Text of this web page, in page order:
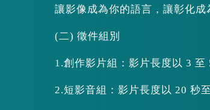
讓影像成為你的語言，讓彰化成
(二) 徵件組別
1.創作影片組：影片長度以 3 至
2.短影音組：影片長度以 20 秒